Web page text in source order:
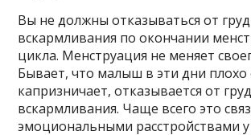
Вы не должны отказываться от
вскармливания по окончании
цикла. Менструация не меняет
Бывает, что малыш в эти дни плохо
капризничает, отказывается от
вскармливания. Чаще всего это
эмоциональными расстройствами